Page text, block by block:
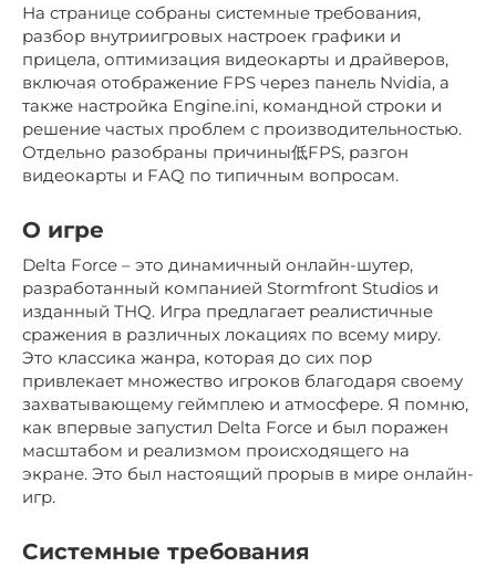
На странице собраны системные требования,
разбор внутриигровых настроек графики и
прицела, оптимизация видеокарты и драйверов,
включая отображение FPS через панель Nvidia, а
также настройка Engine.ini, командной строки и
решение частых проблем с производительностью.
Отдельно разобраны причины低FPS, разгон
видеокарты и FAQ по типичным вопросам.
О игре
Delta Force – это динамичный онлайн-шутер,
разработанный компанией Stormfront Studios и
изданный THQ. Игра предлагает реалистичные
сражения в различных локациях по всему миру.
Это классика жанра, которая до сих пор
привлекает множество игроков благодаря своему
захватывающему геймплею и атмосфере. Я помню,
как впервые запустил Delta Force и был поражен
масштабом и реализмом происходящего на
экране. Это был настоящий прорыв в мире онлайн-
игр.
Системные требования